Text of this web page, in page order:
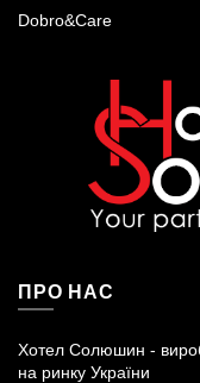
Dobro&Care
ПРО НАС
Хотел Солюшин -
на ринку України